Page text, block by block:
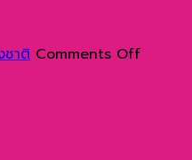
าติ Comments Offon